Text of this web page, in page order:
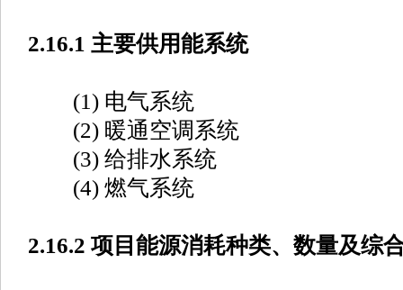
2.16.1 主要供用能系统
(1) 电气系统
(2) 暖通空调系统
(3) 给排水系统
(4) 燃气系统
2.16.2 项目能源消耗种类、数量及综